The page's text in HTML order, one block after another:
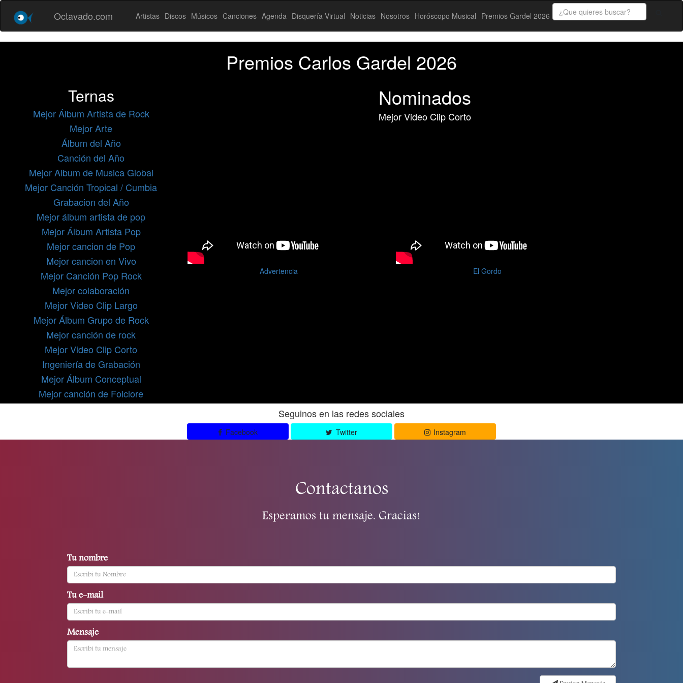
Octavado.com Artistas Discos Músicos Canciones Agenda Disquería Virtual Noticias Nosotros Horóscopo Musical Premios Gardel 2026
Premios Carlos Gardel 2026
Ternas
Mejor Álbum Artista de Rock
Mejor Arte
Álbum del Año
Canción del Año
Mejor Album de Musica Global
Mejor Canción Tropical / Cumbia
Grabacion del Año
Mejor álbum artista de pop
Mejor Álbum Artista Pop
Mejor cancion de Pop
Mejor cancion en Vivo
Mejor Canción Pop Rock
Mejor colaboración
Mejor Video Clip Largo
Mejor Álbum Grupo de Rock
Mejor canción de rock
Mejor Video Clip Corto
Ingeniería de Grabación
Mejor Álbum Conceptual
Mejor canción de Folclore
Nominados
Mejor Video Clip Corto
Advertencia El Gordo
Seguinos en las redes sociales
Facebook Twitter Instagram
Contactanos
Esperamos tu mensaje. Gracias!
Tu nombre
Tu e-mail
Mensaje